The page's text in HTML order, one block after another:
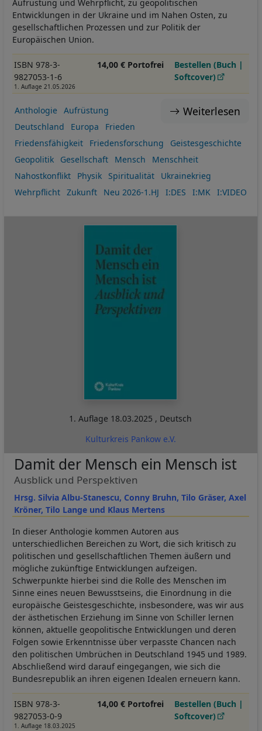
Aufrüstung und Wehrpflicht, zu geopolitischen
Entwicklungen in der Ukraine und im Nahen Osten, zu
gesellschaftlichen Prozessen und zur Politik der
Europäischen Union.
ISBN 978-3-
9827053-1-6
1. Auflage 21.05.2026
14,00 € Portofrei
Bestellen (Buch |
Softcover)
Weiterlesen
Anthologie
Aufrüstung
Deutschland
Europa
Frieden
Friedensfähigkeit
Friedensforschung
Geistesgeschichte
Geopolitik
Gesellschaft Mensch
Menschheit
Nahostkonflikt
Physik Spiritualität
Ukrainekrieg
Wehrpflicht
Zukunft Neu 2026-1.HJ I:DES I:MK I:VIDEO
1. Auflage 18.03.2025 , Deutsch
Kulturkreis Pankow e.V.
Hrsg. Silvia Albu-Stanescu, Conny Bruhn, Tilo Gräser, Axel
Kröner, Tilo Lange und Klaus Mertens
Damit der Mensch ein Mensch ist
Ausblick und Perspektiven
In dieser Anthologie kommen Autoren aus
unterschiedlichen Bereichen zu Wort, die sich kritisch zu
politischen und gesellschaftlichen Themen äußern und
mögliche zukünftige Entwicklungen aufzeigen.
Schwerpunkte hierbei sind die Rolle des Menschen im
Sinne eines neuen Bewusstseins, die Einordnung in die
europäische Geistesgeschichte, insbesondere, was wir aus
der ästhetischen Erziehung im Sinne von Schiller lernen
können, aktuelle geopolitische Entwicklungen und deren
Folgen sowie Erkenntnisse über verpasste Chancen nach
den politischen Umbrüchen in Deutschland 1945 und 1989.
Abschließend wird darauf eingegangen, wie sich die
Bundesrepublik an ihren eigenen Idealen erneuern kann.
ISBN 978-3-
9827053-0-9
1. Auflage 18.03.2025
14,00 € Portofrei
Bestellen (Buch |
Softcover)